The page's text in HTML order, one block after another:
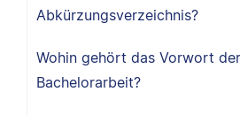
Abkürzungsverzeichnis?
Wohin gehört das Vorwort der
Bachelorarbeit?